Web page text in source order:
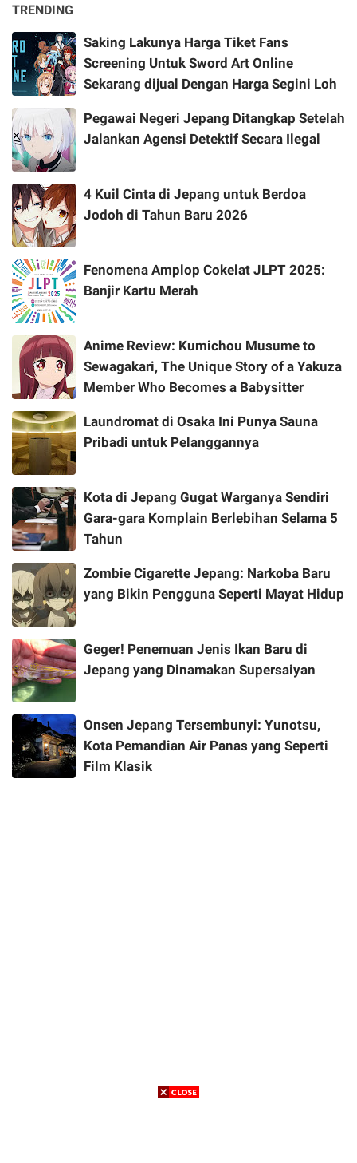
TRENDING
Saking Lakunya Harga Tiket Fans
Screening Untuk Sword Art Online
Sekarang dijual Dengan Harga Segini Loh
Pegawai Negeri Jepang Ditangkap Setelah
Jalankan Agensi Detektif Secara Ilegal
4 Kuil Cinta di Jepang untuk Berdoa
Jodoh di Tahun Baru 2026
Fenomena Amplop Cokelat JLPT 2025:
Banjir Kartu Merah
Anime Review: Kumichou Musume to
Sewagakari, The Unique Story of a Yakuza
Member Who Becomes a Babysitter
Laundromat di Osaka Ini Punya Sauna
Pribadi untuk Pelanggannya
Kota di Jepang Gugat Warganya Sendiri
Gara-gara Komplain Berlebihan Selama 5
Tahun
Zombie Cigarette Jepang: Narkoba Baru
yang Bikin Pengguna Seperti Mayat Hidup
Geger! Penemuan Jenis Ikan Baru di
Jepang yang Dinamakan Supersaiyan
Onsen Jepang Tersembunyi: Yunotsu,
Kota Pemandian Air Panas yang Seperti
Film Klasik